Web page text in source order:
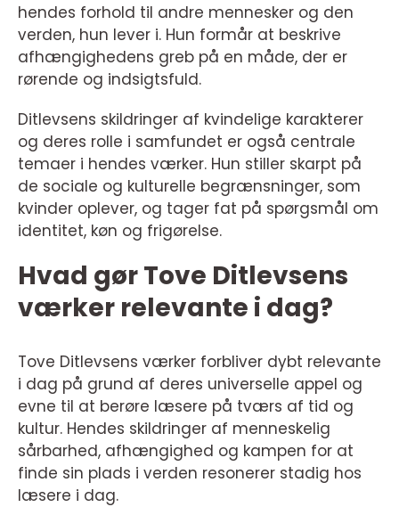
hendes forhold til andre mennesker og den
verden, hun lever i. Hun formår at beskrive
afhængighedens greb på en måde, der er
rørende og indsigtsfuld.
Ditlevsens skildringer af kvindelige karakterer
og deres rolle i samfundet er også centrale
temaer i hendes værker. Hun stiller skarpt på
de sociale og kulturelle begrænsninger, som
kvinder oplever, og tager fat på spørgsmål om
identitet, køn og frigørelse.
Hvad gør Tove Ditlevsens
værker relevante i dag?
Tove Ditlevsens værker forbliver dybt relevante
i dag på grund af deres universelle appel og
evne til at berøre læsere på tværs af tid og
kultur. Hendes skildringer af menneskelig
sårbarhed, afhængighed og kampen for at
finde sin plads i verden resonerer stadig hos
læsere i dag.